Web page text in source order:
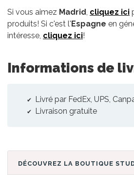
Si vous aimez Madrid, cliquez ici
produits! Si c'est l' Espagne en
intéresse, cliquez ici!
Informations de
Livré par FedEx, UPS,
Livraison gratuite
DÉCOUVREZ